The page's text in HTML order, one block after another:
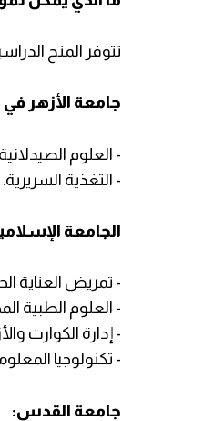
تتوفر المنح
جامعة الأزهر في
- العلوم
- التغذية السريرية.
الجامعة
- تمريض العناية
- العلوم الطبية
- إدارة الكوارث
- تكنولوجيا
جامعة القدس: